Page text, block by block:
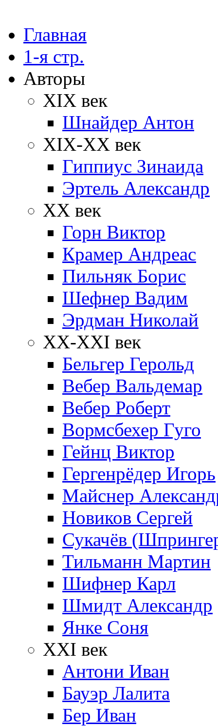
Главная
1-я стр.
Авторы
XIX век
Шнайдер Антон
XIX-XX век
Гиппиус Зинаида
Эртель Александр
XX век
Горн Виктор
Крамер Андреас
Пильняк Борис
Шефнер Вадим
Эрдман Николай
ХХ-XXI век
Бельгер Герольд
Вебер Вальдемар
Вебер Роберт
Вормсбехер Гуго
Гейнц Виктор
Гергенрёдер Игорь
Майснер
Новиков Сергей
Сукачёв
Тильманн Мартин
Шифнер Карл
Шмидт Александр
Янке Соня
XXI век
Антони Иван
Бауэр Лалита
Бер Иван